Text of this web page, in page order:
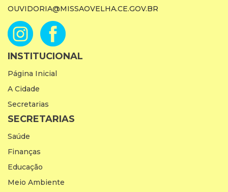
OUVIDORIA@MISSAOVELHA.CE.GOV.BR
INSTITUCIONAL
Página Inicial
A Cidade
Secretarias
SECRETARIAS
Saúde
Finanças
Educação
Meio Ambiente